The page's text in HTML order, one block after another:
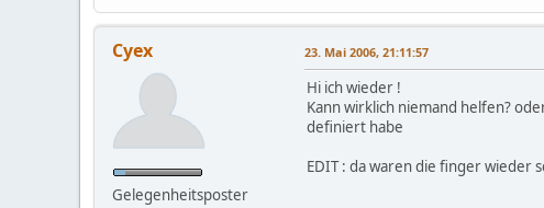
Cyex
Gelegenheitsposter
23. Mai 2006, 21:11:57
Hi ich wieder !
Kann wirklich niemand helfen?
definiert habe
EDIT : da waren die finger wieder